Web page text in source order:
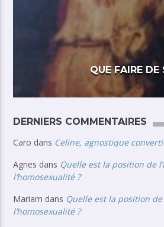
QUE FAIRE DE
DERNIERS COMMENTAIRES
Caro dans Celine, agnostique
Agnes dans Quelle est la position de
l’homosexualité ?
Mariam dans Quelle est la position de
l’homosexualité ?